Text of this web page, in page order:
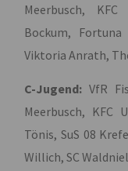
Meerbusch,
Bockum,
Viktoria Anrath,
C-Jugend: VfR
Meerbusch, KFC
Tönis, SuS 08
Willich, SC